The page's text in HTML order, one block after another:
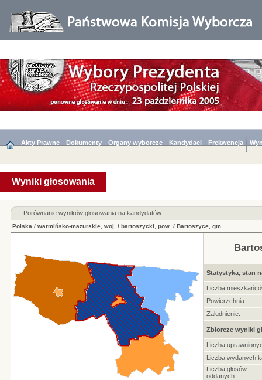
Akty Prawne Dokumenty Organy wyborcze Kandydaci Frekwencja
Wyniki głosowania
Porównanie wyników głosowania na kandydatów
Polska / warmińsko-mazurskie, woj. / bartoszycki, pow. / Bartoszyce, gm.
Statystyka, stan
Liczba
Powierzchnia:
Zaludnienie:
Zbiorcze wyniki
Liczba
Liczba wydanych
Liczba głosów
oddanych: